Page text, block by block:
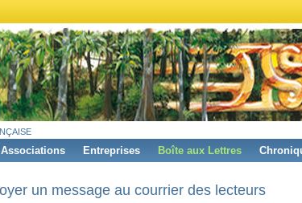
Associations Entreprises Boîte aux Lettres
un message au courrier des lecteurs